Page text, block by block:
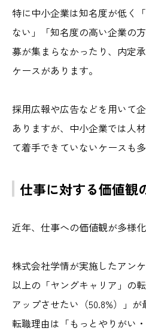
特に中小企業は知名度が低く
ない」「知名度の高い企業の
募が集まらなかったり、内定
ケースがあります。
採用広報や広告などを用いて
ありますが、中小企業では人
て着手できていないケースも
仕事に対する価値観
近年、仕事への価値観が多様化
株式会社学情が実施したアン
以上の「ヤングキャリア」の
アップさせたい （50.8%）
」
転職理由は「もっとやりがい